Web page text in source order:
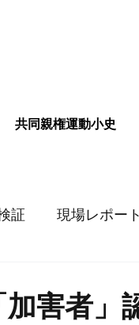
共同親権運動小史
証 現場レポート
加害者」